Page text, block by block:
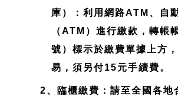
庫）：利用網路ATM、自
（ATM）進行繳款，轉帳
號）標示於繳費單據上方
易，須另付15元手續費。
2、臨櫃繳費：請至全國各地